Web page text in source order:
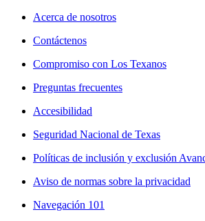
Acerca de nosotros
Contáctenos
Compromiso con Los Texanos
Preguntas frecuentes
Accesibilidad
Seguridad Nacional de Texas
Políticas de inclusión y exclusión
Aviso de normas sobre la privacidad
Navegación 101